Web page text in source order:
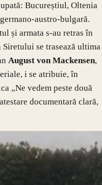
Bucureștiul, Oltenia
austro-bulgară.
și armata s-au retras în
se trasează ultima
August von Mackensen,
i se atribuie, în
„Ne vedem peste două
documentară clară,